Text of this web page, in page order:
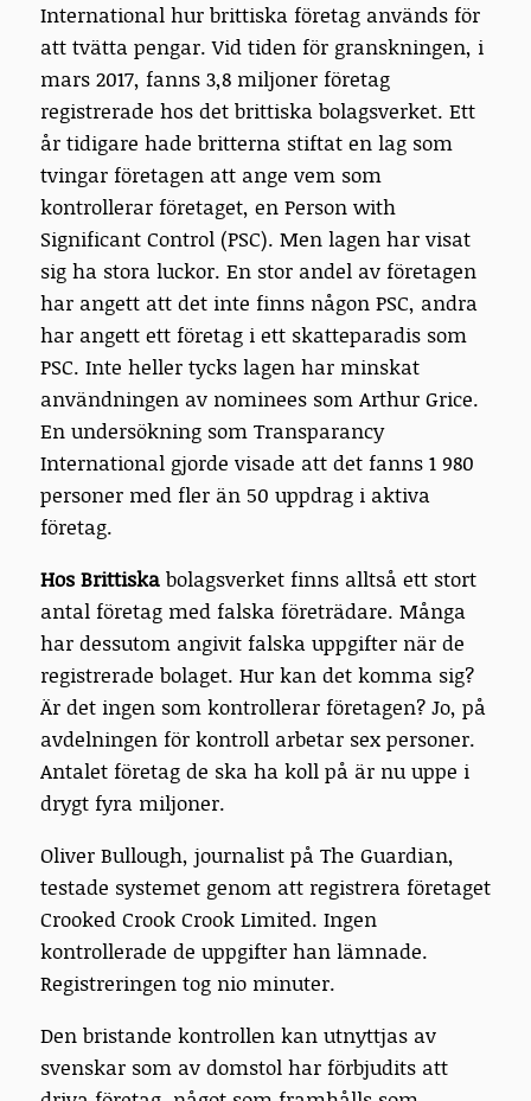
International hur brittiska företag används för
att tvätta pengar. Vid tiden för granskningen, i
mars 2017, fanns 3,8 miljoner företag
registrerade hos det brittiska bolagsverket. Ett
år tidigare hade britterna stiftat en lag som
tvingar företagen att ange vem som
kontrollerar företaget, en Person with
Significant Control (PSC). Men lagen har visat
sig ha stora luckor. En stor andel av företagen
har angett att det inte finns någon PSC, andra
har angett ett företag i ett skatteparadis som
PSC. Inte heller tycks lagen har minskat
användningen av nominees som Arthur Grice.
En undersökning som Transparancy
International gjorde visade att det fanns 1 980
personer med fler än 50 uppdrag i aktiva
företag.
Hos Brittiska bolagsverket finns alltså ett stort
antal företag med falska företrädare. Många
har dessutom angivit falska uppgifter när de
registrerade bolaget. Hur kan det komma sig?
Är det ingen som kontrollerar företagen? Jo, på
avdelningen för kontroll arbetar sex personer.
Antalet företag de ska ha koll på är nu uppe i
drygt fyra miljoner.
Oliver Bullough, journalist på The Guardian,
testade systemet genom att registrera företaget
Crooked Crook Crook Limited. Ingen
kontrollerade de uppgifter han lämnade.
Registreringen tog nio minuter.
Den bristande kontrollen kan utnyttjas av
svenskar som av domstol har förbjudits att